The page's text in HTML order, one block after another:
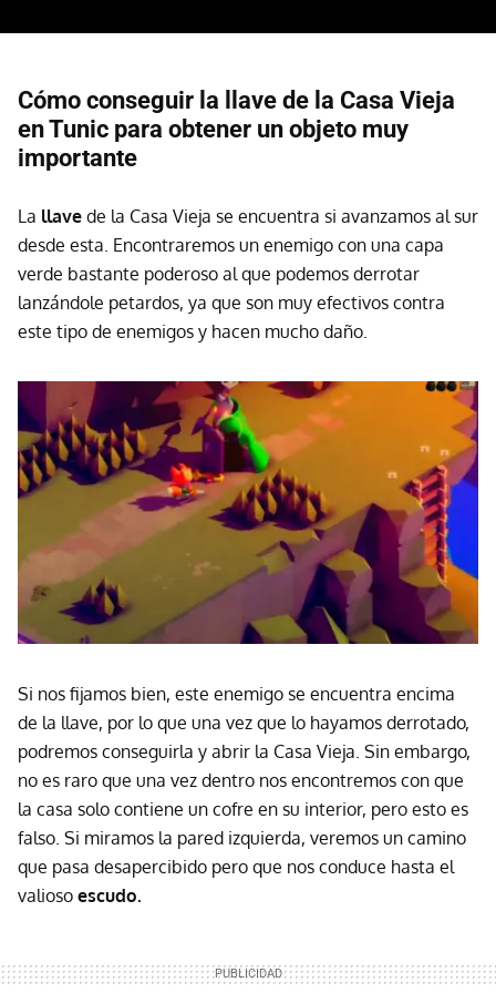
Cómo conseguir la llave de la Casa Vieja
en Tunic para obtener un objeto muy
importante
La llave de la Casa Vieja se encuentra si avanzamos al sur
desde esta. Encontraremos un enemigo con una capa
verde bastante poderoso al que podemos derrotar
lanzándole petardos, ya que son muy efectivos contra
este tipo de enemigos y hacen mucho daño.
Si nos fijamos bien, este enemigo se encuentra encima
de la llave, por lo que una vez que lo hayamos derrotado,
podremos conseguirla y abrir la Casa Vieja. Sin embargo,
no es raro que una vez dentro nos encontremos con que
la casa solo contiene un cofre en su interior, pero esto es
falso. Si miramos la pared izquierda, veremos un camino
que pasa desapercibido pero que nos conduce hasta el
valioso escudo.